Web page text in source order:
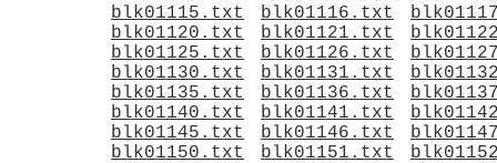
blk01115.txt
blk01116.txt
blk01120.txt
blk01121.txt
blk01125.txt
blk01126.txt
blk01130.txt
blk01131.txt
blk01135.txt
blk01136.txt
blk01140.txt
blk01141.txt
blk01145.txt
blk01146.txt
blk01150.txt
blk01151.txt